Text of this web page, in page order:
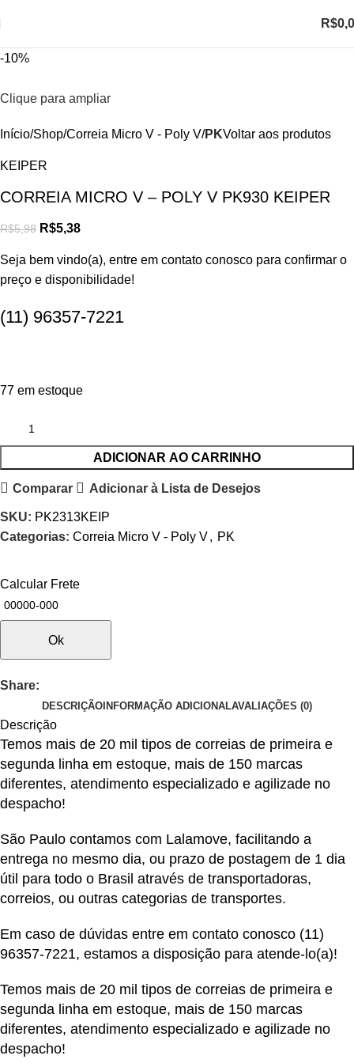
R$
-10%
Clique para ampliar
Início Shop Correia Micro V - Poly V PKVoltar aos produtos
KEIPER
CORREIA MICRO V – POLY V PK930 KEIPER
R$5,98 R$5,38
Seja bem vindo(a), entre em contato conosco para confirmar o
preço e disponibilidade!
(11) 96357-7221
77 em estoque
ADICIONAR AO CARRINHO
Comparar Adicionar à Lista de Desejos
SKU: PK2313KEIP
Categorias: Correia Micro V - Poly V, PK
Calcular Frete
Ok
Share:
DESCRIÇÃO INFORMAÇÃO ADICIONALAVALIAÇÕES (0)
Descrição
Temos mais de 20 mil tipos de correias de primeira e
segunda linha em estoque, mais de 150 marcas
diferentes, atendimento especializado e agilizade no
despacho!
São Paulo contamos com Lalamove, facilitando a
entrega no mesmo dia, ou prazo de postagem de 1 dia
útil para todo o Brasil através de transportadoras,
correios, ou outras categorias de transportes.
Em caso de dúvidas entre em contato conosco (11)
96357-7221, estamos a disposição para atende-lo(a)!
Temos mais de 20 mil tipos de correias de primeira e
segunda linha em estoque, mais de 150 marcas
diferentes, atendimento especializado e agilizade no
despacho!